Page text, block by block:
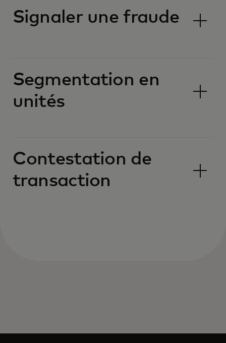
Signaler une fraude
Segmentation en
unités
Contestation de
transaction